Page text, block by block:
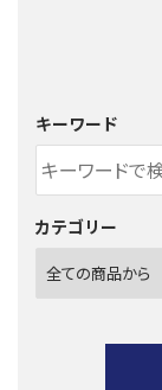
キーワード
カテゴリー